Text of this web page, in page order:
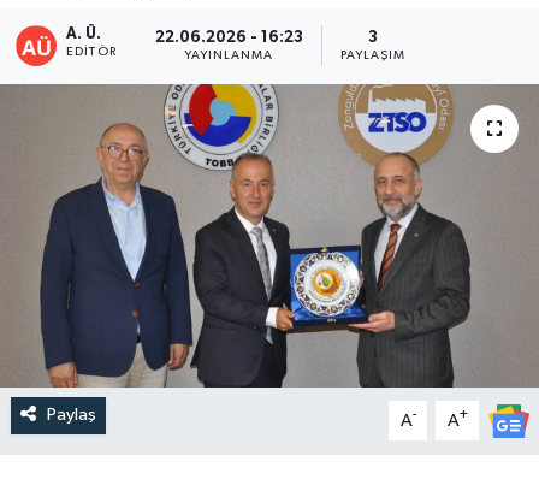
A. Ü.
EDITÖR
22.06.2026 - 16:23
YAYINLANMA
3
PAYLAŞIM
Paylaş A- A+
EREĞLİ
GÖKÇEBEY
KARABÜK
KASTAMONU